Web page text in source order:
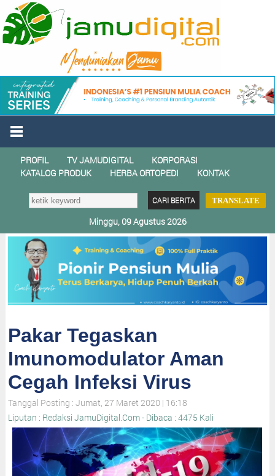
PROFIL TV JAMUDIGITAL
KORPORASI
KATALOG PRODUK
HERBA ORTOPEDI KONTAK
TRANSLATE
Minggu, 09 Agustus 2026
Pakar Tegaskan
Imunomodulator Aman
Cegah Infeksi Virus
Tanggal Posting : Jumat, 27 Maret 2020 | 16:18
Liputan : Redaksi JamuDigital.Com - Dibaca : 4475 Kali